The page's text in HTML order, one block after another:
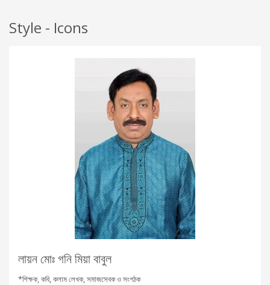
Style - Icons
লায়ন মোঃ গনি মিয়া বাবুল
*শিক্ষক, কবি, কলাম লেখক, সমাজসেবক ও সংগঠক